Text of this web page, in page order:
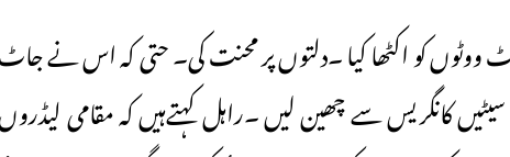
کو اکٹھا کیا ۔دلتوں پر محنت کی۔ حتی کہ اس نے
سیٹیں کانگریس سے چھین لیں ۔راہل کہتےہیں کہ مقامی